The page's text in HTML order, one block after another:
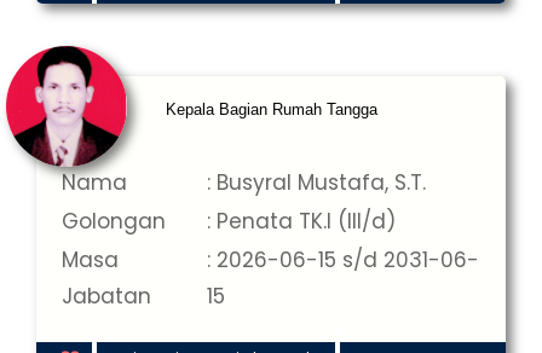
Kepala Bagian Rumah Tangga
Nama
: Busyral Mustafa, S.T.
Golongan
: Penata TK.I (III/d)
Masa
Jabatan
: 2026-06-15 s/d 2031-06-
15